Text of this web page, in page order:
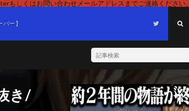
しくはお問い合わせメールアドレスまでご連絡ください。
ー】
き/